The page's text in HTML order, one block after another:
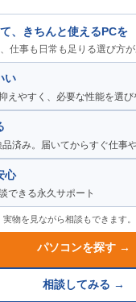
、きちんと使えるPCを
仕事も日常も足りる選び方が
い
えやすく、必要な性能を選び
済み。届いてからすぐ仕事
心
できる永久サポート
物を見ながら相談もできます。
パソコンを探す →
相談してみる →